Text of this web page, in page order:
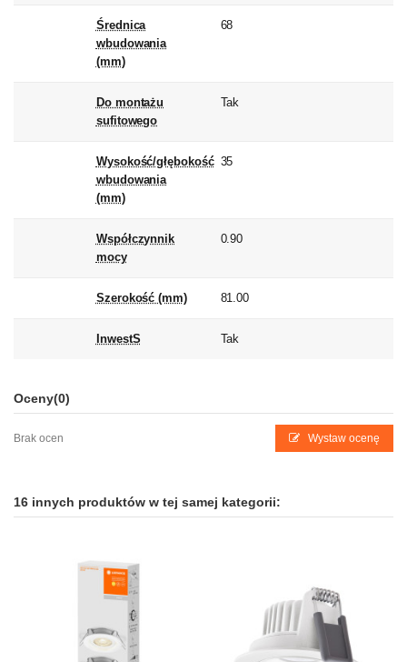
Średnica
wbudowania
(mm)
68
Do montażu
sufitowego
Tak
Wysokość/głębokość
wbudowania
(mm)
35
Współczynnik
mocy
0.90
Szerokość (mm) 81.00
InwestS Tak
Oceny(0)
Brak ocen Wystaw ocenę
16 innych produktów w tej samej kategorii: